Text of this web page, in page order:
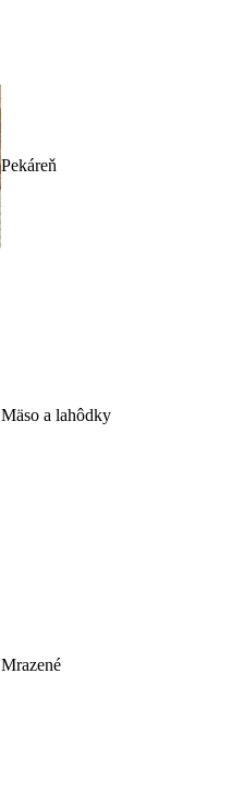
Pekáreň
Mäso a lahôdky
Mrazené